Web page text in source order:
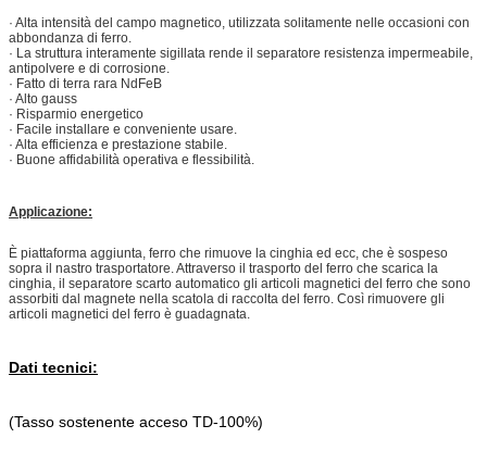
· Alta intensità del campo magnetico, utilizzata solitamente nelle occasioni con
abbondanza di ferro.
· La struttura interamente sigillata rende il separatore resistenza impermeabile,
antipolvere e di corrosione.
· Fatto di terra rara NdFeB
· Alto gauss
· Risparmio energetico
· Facile installare e conveniente usare.
· Alta efficienza e prestazione stabile.
· Buone affidabilità operativa e flessibilità.
Applicazione:
È piattaforma aggiunta, ferro che rimuove la cinghia ed ecc, che è sospeso
sopra il nastro trasportatore. Attraverso il trasporto del ferro che scarica la
cinghia, il separatore scarto automatico gli articoli magnetici del ferro che sono
assorbiti dal magnete nella scatola di raccolta del ferro. Così rimuovere gli
articoli magnetici del ferro è guadagnata.
Dati tecnici:
(Tasso sostenente acceso TD-100%)